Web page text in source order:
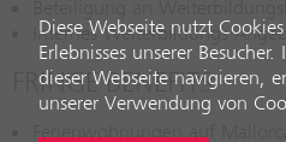
Internes Weiterbildungs-
FRINGE BENEFITS
Diese Webseite nutzt
Erlebnisses unserer
dieser Webseite navigieren,
unserer Verwendung von